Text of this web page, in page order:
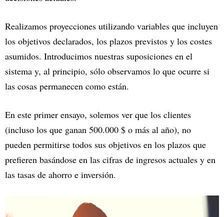
Realizamos proyecciones utilizando variables que incluyen
los objetivos declarados, los plazos previstos y los costes
asumidos. Introducimos nuestras suposiciones en el
sistema y, al principio, sólo observamos lo que ocurre si
las cosas permanecen como están.
En este primer ensayo, solemos ver que los clientes
(incluso los que ganan 500.000 $ o más al año), no
pueden permitirse todos sus objetivos en los plazos que
prefieren basándose en las cifras de ingresos actuales y en
las tasas de ahorro e inversión.